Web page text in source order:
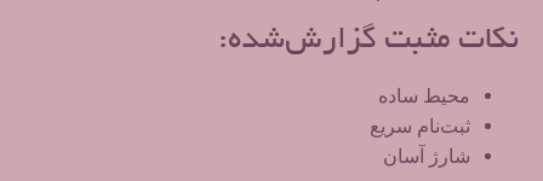
نکات مثبت گزارش‌شده:
محیط ساده
ثبت‌نام سریع
شارژ آسان